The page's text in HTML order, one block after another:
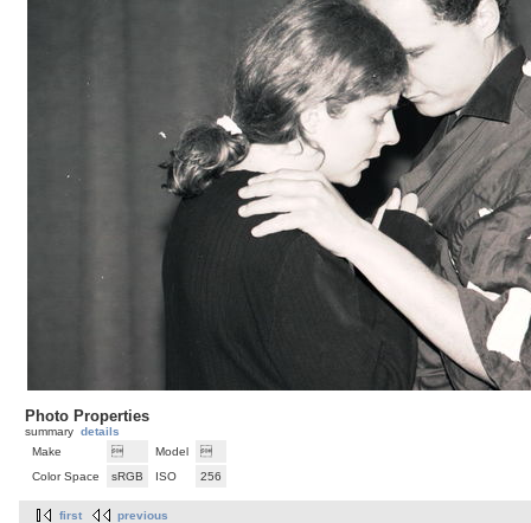
Photo Properties
summary details
Make
 Model

Color Space
sRGB ISO 256
first previous